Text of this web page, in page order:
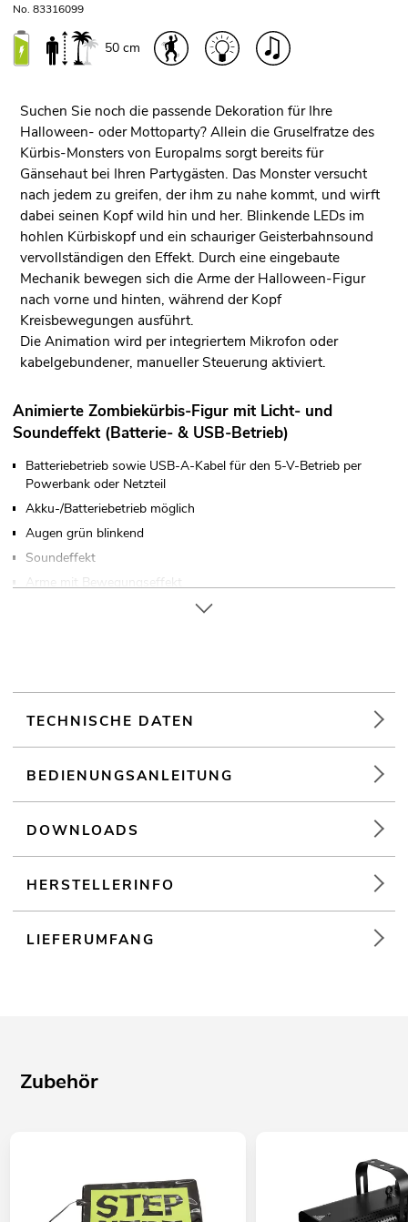
No. 83316099
50 cm
Suchen Sie noch die passende Dekoration für Ihre
Halloween- oder Mottoparty? Allein die Gruselfratze des
Kürbis-Monsters von Europalms sorgt bereits für
Gänsehaut bei Ihren Partygästen. Das Monster versucht
nach jedem zu greifen, der ihm zu nahe kommt, und wirft
dabei seinen Kopf wild hin und her. Blinkende LEDs im
hohlen Kürbiskopf und ein schauriger Geisterbahnsound
vervollständigen den Effekt. Durch eine eingebaute
Mechanik bewegen sich die Arme der Halloween-Figur
nach vorne und hinten, während der Kopf
Kreisbewegungen ausführt.
Die Animation wird per integriertem Mikrofon oder
kabelgebundener, manueller Steuerung aktiviert.
Animierte Zombiekürbis-Figur mit Licht- und
Soundeffekt (Batterie- & USB-Betrieb)
Batteriebetrieb sowie USB-A-Kabel für den 5-V-Betrieb per
Powerbank oder Netzteil
Akku-/Batteriebetrieb möglich
Augen grün blinkend
Soundeffekt
Arme mit Bewegungseffekt
TECHNISCHE DATEN
BEDIENUNGSANLEITUNG
DOWNLOADS
HERSTELLERINFO
LIEFERUMFANG
Zubehör